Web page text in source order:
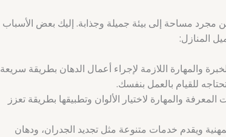
مساحة إلى بيئة جميلة وجذابة. إليك بعض الأسباب
المنازل:
والمهارة اللازمة لإجراء أعمال الدهان بطريقة سريعة
للقيام بالعمل بنفسك.
والمهارة لاختيار الألوان وتطبيقها بطريقة تعزز
ويقدم خدمات متنوعة مثل تجديد الجدران، ودهان